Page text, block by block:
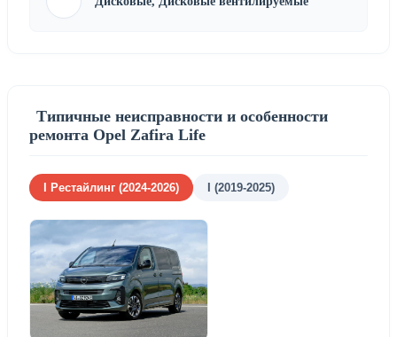
Типичные неисправности и особенности
ремонта Opel Zafira Life
I Рестайлинг (2024-2026) I (2019-2025)